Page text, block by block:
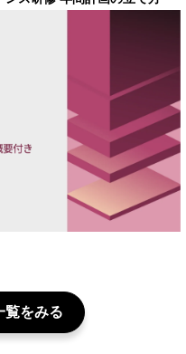
覧をみる